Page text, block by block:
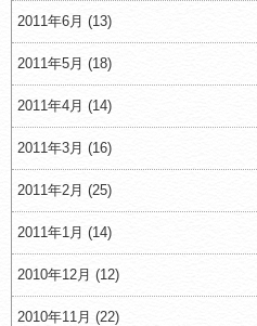
2011年6月 (13)
2011年5月 (18)
2011年4月 (14)
2011年3月 (16)
2011年2月 (25)
2011年1月 (14)
2010年12月 (12)
2010年11月 (22)